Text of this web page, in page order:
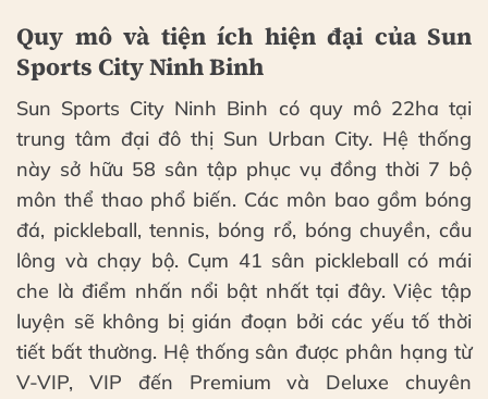
Quy mô và tiện ích hiện đại của Sun
Sports City Ninh Binh
Sun Sports City Ninh Binh có quy mô 22ha tại
trung tâm đại đô thị Sun Urban City. Hệ thống
này sở hữu 58 sân tập phục vụ đồng thời 7 bộ
môn thể thao phổ biến. Các môn bao gồm bóng
đá, pickleball, tennis, bóng rổ, bóng chuyền, cầu
lông và chạy bộ. Cụm 41 sân pickleball có mái
che là điểm nhấn nổi bật nhất tại đây. Việc tập
luyện sẽ không bị gián đoạn bởi các yếu tố thời
tiết bất thường. Hệ thống sân được phân hạng từ
V-VIP, VIP đến Premium và Deluxe chuyên